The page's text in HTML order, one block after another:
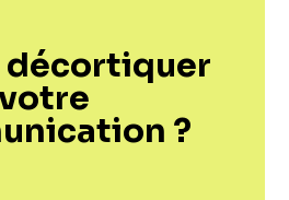
décortiquer
?